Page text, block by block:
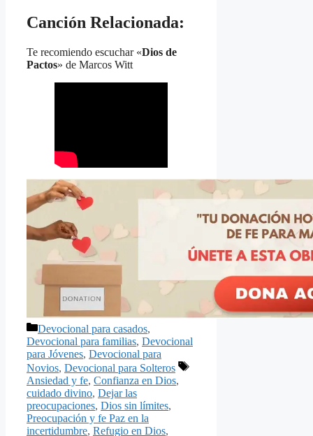
Canción Relacionada:
Te recomiendo escuchar «Dios de
Pactos» de Marcos Witt
Categorías
Devocional para casados,
Devocional para familias, Devocional
para Jóvenes, Devocional para
Novios, Devocional para Solteros
Etiquetas
Ansiedad y fe, Confianza en Dios,
cuidado divino, Dejar las
preocupaciones, Dios sin límites,
Preocupación y fe Paz en la
incertidumbre, Refugio en Dios,